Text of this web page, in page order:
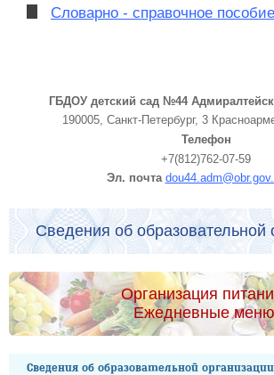
Словарно - справочное
ГБДОУ детский сад №44
190005, Санкт-Петербург, 3
Телефон
+7(812)762-07-59
Эл. почта
Сведения об образовательной
Организация
Ежедневные меню
Сведения об образовательной организации